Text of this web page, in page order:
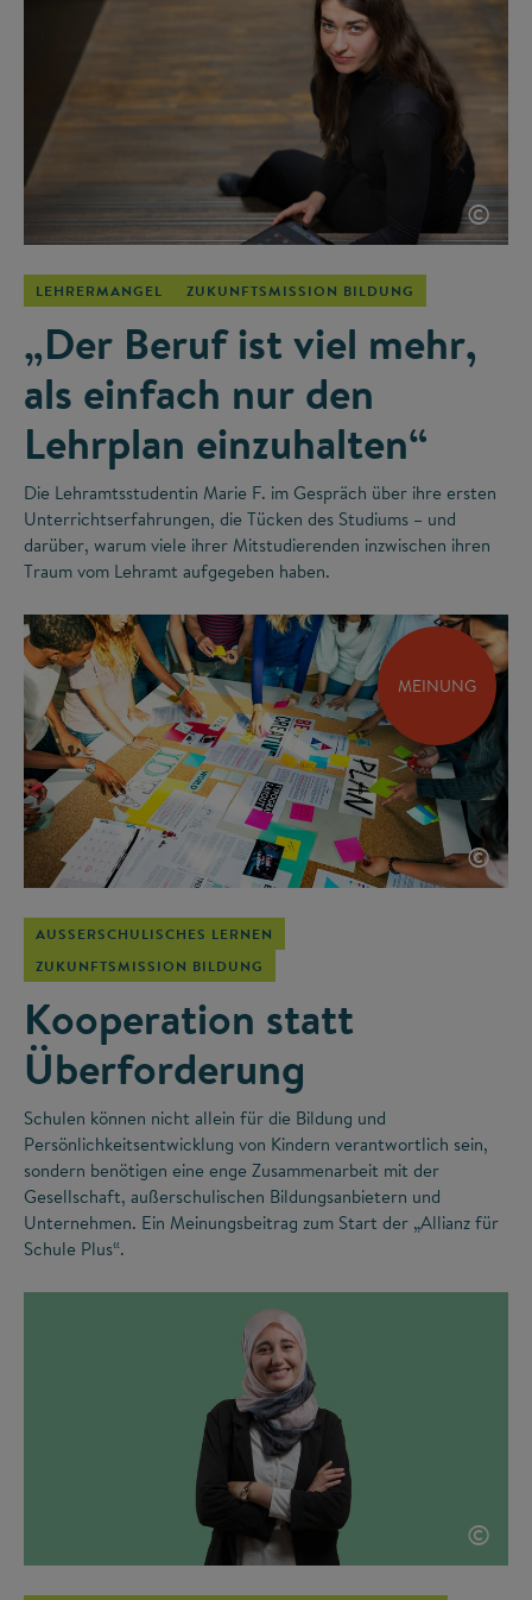
©
LEHRERMANGEL ZUKUNFTSMISSION BILDUNG
„Der Beruf ist viel mehr,
als einfach nur den
Lehrplan einzuhalten“
Die Lehramtsstudentin Marie F. im Gespräch über ihre ersten
Unterrichtserfahrungen, die Tücken des Studiums – und
darüber, warum viele ihrer Mitstudierenden inzwischen ihren
Traum vom Lehramt aufgegeben haben.
MEINUNG
©
AUSSERSCHULISCHES LERNEN
ZUKUNFTSMISSION BILDUNG
Kooperation statt
Überforderung
Schulen können nicht allein für die Bildung und
Persönlichkeitsentwicklung von Kindern verantwortlich sein,
sondern benötigen eine enge Zusammenarbeit mit der
Gesellschaft, außerschulischen Bildungsanbietern und
Unternehmen. Ein Meinungsbeitrag zum Start der „Allianz für
Schule Plus“.
©